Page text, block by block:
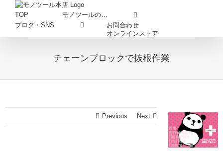
content
TOP
モノツールの…
ブログ・SNS
お問合わせ
オンラインストア
チェーンブロックで抜根作業
Previous Next